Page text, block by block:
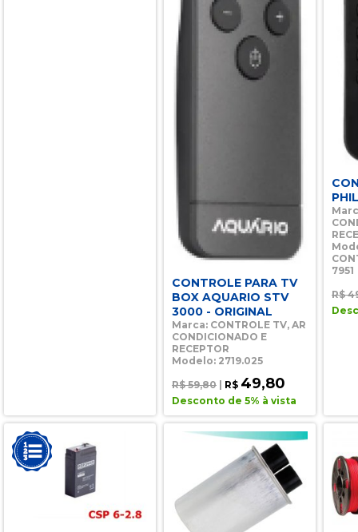
CONTROLE PARA TV
BOX AQUARIO STV
3000 - ORIGINAL
Marca: CONTROLE TV, AR
CONDICIONADO E
RECEPTOR
Modelo: 2719.025
R$ 59,80
R$ 49,80
Desconto de 5% à vista
7951
R$